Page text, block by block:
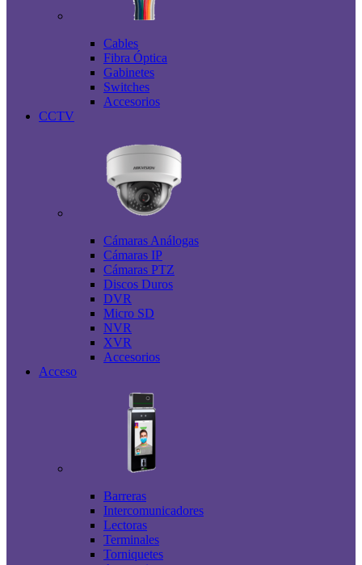
Cables
Fibra Óptica
Gabinetes
Switches
Accesorios
CCTV
Cámaras Análogas
Cámaras IP
Cámaras PTZ
Discos Duros
DVR
Micro SD
NVR
XVR
Accesorios
Acceso
Barreras
Intercomunicadores
Lectoras
Terminales
Torniquetes